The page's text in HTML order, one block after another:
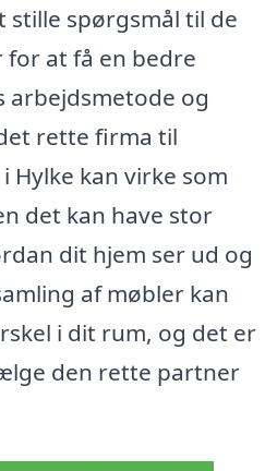
spørgsmål til de
at få en bedre
arbejdsmetode og
rette firma til
Hylke kan virke som
det kan have stor
dit hjem ser ud og
af møbler kan
i dit rum, og det er
den rette partner